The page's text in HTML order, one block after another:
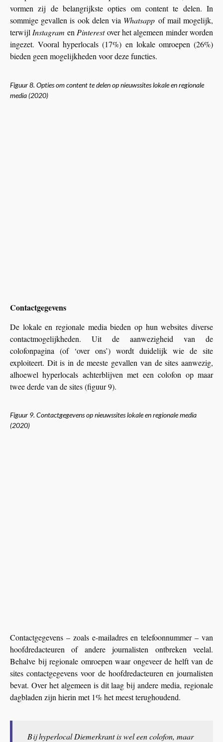
vormen zij de belangrijkste opties om content te delen. In
sommige gevallen is ook delen via Whatsapp of mail mogelijk,
terwijlInstagram enPinterestover het algemeen minder worden
ingezet. Vooral hyperlocals (17%) en lokale omroepen (26%)
bieden geen mogelijkheden voor deze functies.
Figuur 8. Opties om content te delen op nieuwssites lokale en regionale
media (2020)
Contactgegevens
De lokale en regionale media bieden op hun websites diverse
contactmogelijkheden. Uit de aanwezigheid van de
colofonpagina (of ‘over ons’) wordt duidelijk wie de site
exploiteert. Dit is in de meeste gevallen van de sites aanwezig,
alhoewel hyperlocals achterblijven met een colofon op maar
twee derde van de sites (figuur 9).
Figuur 9. Contactgegevens op nieuwssites lokale en regionale media
(2020)
Contactgegevens – zoals e-mailadres en telefoonnummer – van
hoofdredacteuren of andere journalisten ontbreken veelal.
Behalve bij regionale omroepen waar ongeveer de helft van de
sites contactgegevens voor de hoofdredacteuren en journalisten
bevat. Over het algemeen is dit laag bij andere media, regionale
dagbladen zijn hierin met 1% het meest terughoudend.
Bij hyperlocal Diemerkrant is wel een colofon, maar